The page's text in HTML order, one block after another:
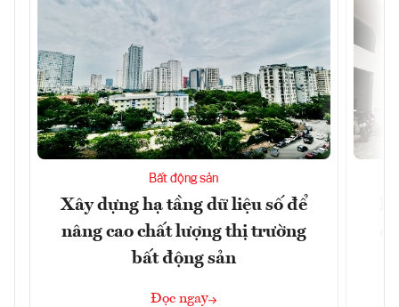
Bất động sản
Xây dựng hạ tầng dữ liệu số để
nâng cao chất lượng thị trường
bất động sản
Đọc ngay